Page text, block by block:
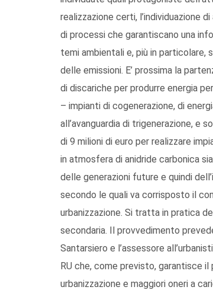
realizzazione certi, l’individuazione
di processi che garantiscano una
temi ambientali e, più in particolare,
delle emissioni. E’ prossima la
di discariche per produrre energia
– impianti di cogenerazione, di
all’avanguardia di trigenerazione, e
di 9 milioni di euro per realizzare
in atmosfera di anidride carbonica
delle generazioni future e quindi
secondo le quali va corrisposto il
urbanizzazione. Si tratta in pratica
secondaria. Il provvedimento
Santarsiero e l’assessore
RU che, come previsto, garantisce
urbanizzazione e maggiori oneri a